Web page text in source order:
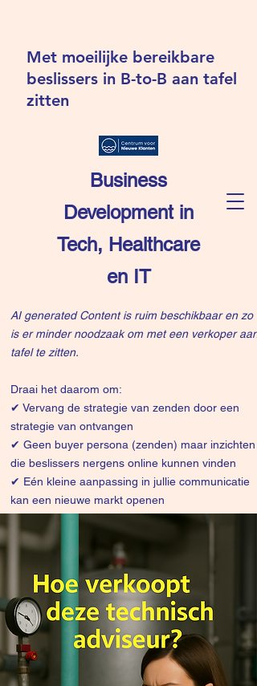
Business
Development in
Tech, Healthcare
en IT
Met moeilijke bereikbare
beslissers in B-to-B aan tafel
zitten
AI generated Content is ruim beschikbaar en zo
is er minder noodzaak om met een verkoper aan
tafel te zitten.
Draai het daarom om:
✔ Vervang de strategie van zenden door een
strategie van ontvangen
✔ Geen buyer persona (zenden) maar inzichten
die beslissers nergens online kunnen vinden
✔ Eén kleine aanpassing in jullie communicatie
kan een nieuwe markt openen